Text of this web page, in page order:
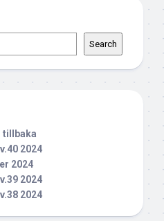
Search
tillbaka
2024
2024
2024
2024